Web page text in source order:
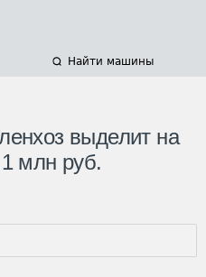
Найти машины
выделит на
млн руб.